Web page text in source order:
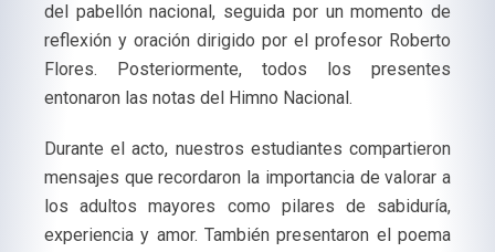
del pabellón nacional, seguida por un momento de
reflexión y oración dirigido por el profesor Roberto
Flores. Posteriormente, todos los presentes
entonaron las notas del Himno Nacional.
Durante el acto, nuestros estudiantes compartieron
mensajes que recordaron la importancia de valorar a
los adultos mayores como pilares de sabiduría,
experiencia y amor. También presentaron el poema